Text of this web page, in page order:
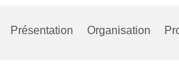
Présentation Organisation